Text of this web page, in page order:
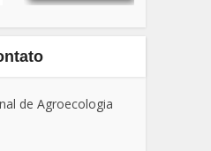
de Agroecologia